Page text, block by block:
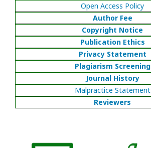
Open Access Policy
Author Fee
Copyright Notice
Publication Ethics
Privacy Statement
Plagiarism Screening
Journal History
Malpractice Statement
Reviewers